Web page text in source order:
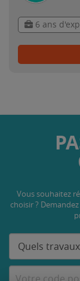
6 ans
Vous souhaitez
choisir ?